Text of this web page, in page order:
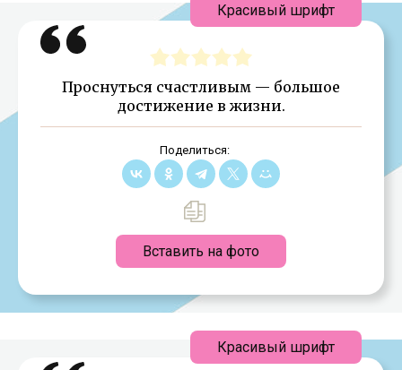
Проснуться счастливым — большое
достижение в жизни.
Поделиться:
Вставить на фото
Красивый шрифт
Красивый шрифт